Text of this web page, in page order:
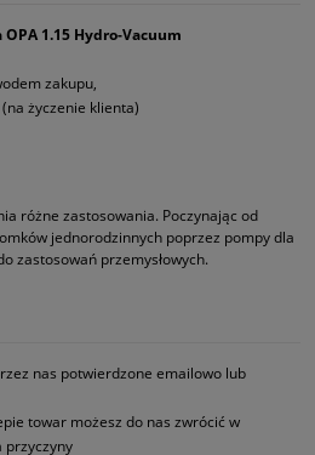
1.15 Hydro-Vacuum
zakupu,
życzenie klienta)
różne zastosowania. Poczynając od
jednorodzinnych poprzez pompy dla
zastosowań przemysłowych.
nas potwierdzone emailowo lub
towar możesz do nas zwrócić w
przyczyny